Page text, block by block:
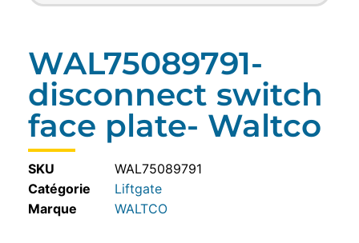
WAL75089791-
disconnect switch
face plate- Waltco
SKU
WAL75089791
Catégorie
Liftgate
WALTCO